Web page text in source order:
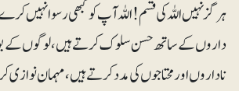
ہرگز نہیں اللہ کی قسم! اللہ آپ کو کبھی رسوا نہیں
داروں کے ساتھ حسن سلوک کرتے ہیں، لوگوں کے
ناداروں اور محتاجوں کی مدد کرتے ہیں ، مہمان